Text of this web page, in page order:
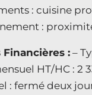
: cuisine
:
Financières : –
HT/HC : 2
: fermé deux